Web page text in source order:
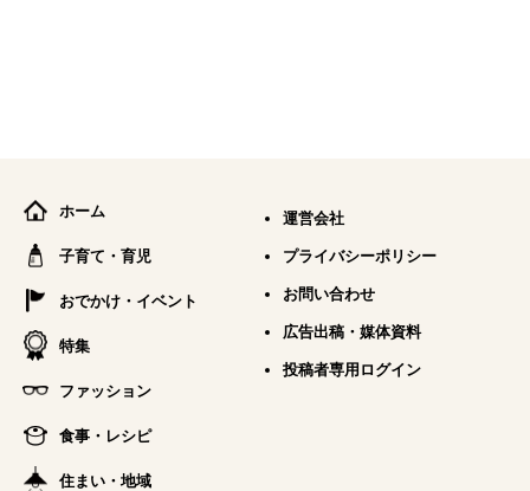
ホーム
子育て・育児
おでかけ・イベント
特集
ファッション
食事・レシピ
住まい・地域
運営会社
プライバシーポリシー
お問い合わせ
広告出稿・媒体資料
投稿者専用ログイン